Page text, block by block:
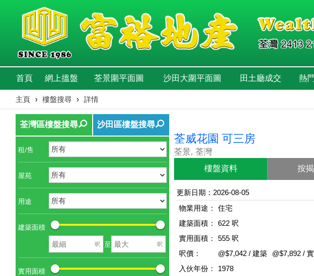
首頁 網上搵盤 荃景圍平面圖 沙田大圍平面圖 田土廳成交 熱
主頁 › 樓盤搜尋 › 詳情
荃灣區樓盤搜尋 沙田區樓盤搜尋
租/售
屋苑
用途
建築面積
呎 至 呎
實用面積
荃威花園 可三房
荃景, 荃灣
樓盤資料 按
更新日期：2026-08-05
物業用途：
住宅
建築面積：
622 呎
實用面積：
555 呎
呎價：
@$7,042 / 建築
@$7,892 /
入伙年份：
1978